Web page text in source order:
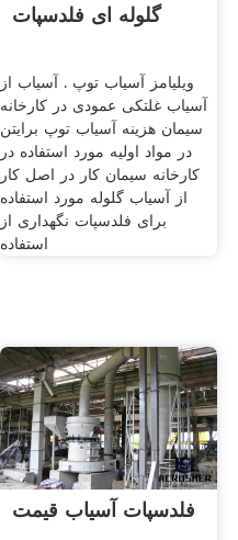
گلوله ای فلدسپات
ویلیامز آسیاب توپ . آسیاب از
آسیاب غلتکی عمودی در کارخانه
سیمان هزینه آسیاب توپ برایتن
در مواد اولیه مورد استفاده در
کارخانه سیمان کار در اصل کار
از آسیاب گلوله مورد استفاده
برای فلدسپات نگهداری از
استفاده
فلدسپات آسیاب قیمت